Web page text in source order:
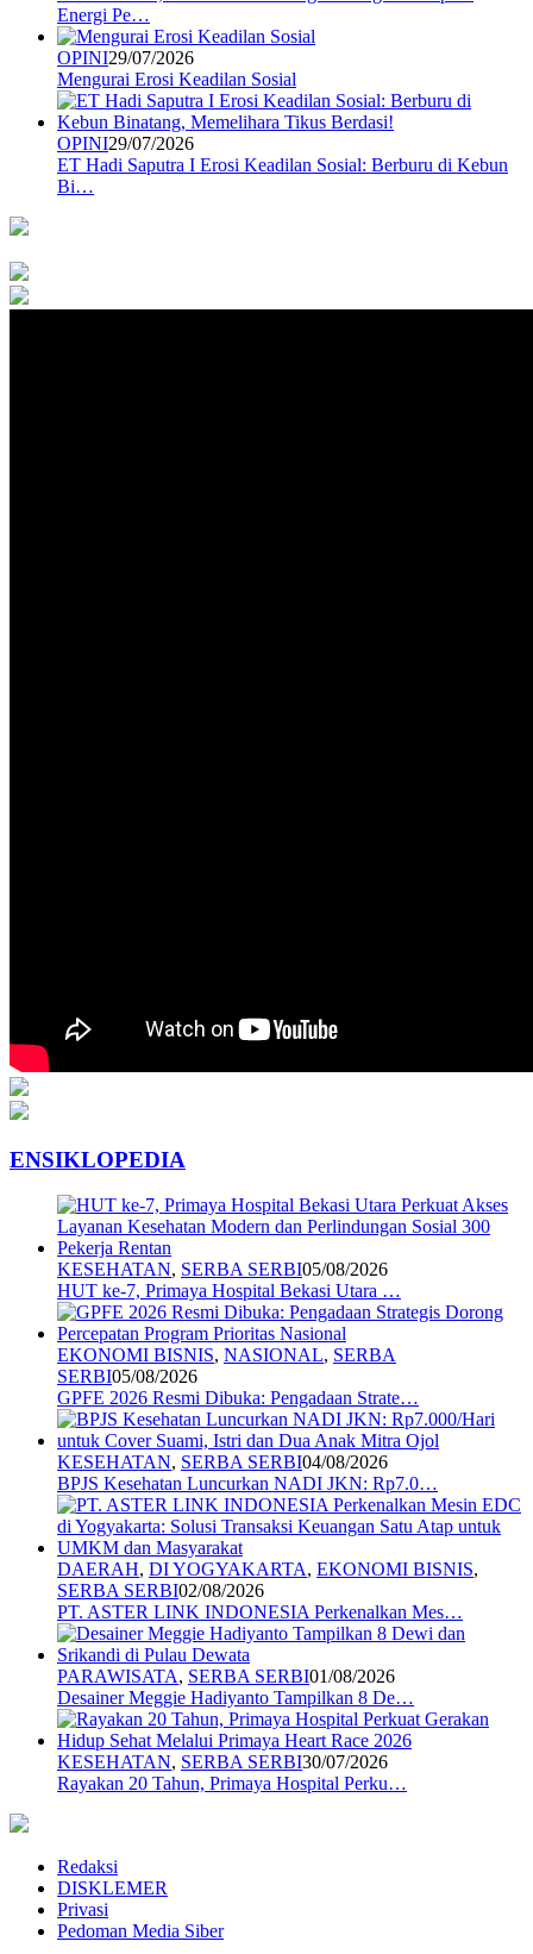
Energi Pe…
OPINI29/07/2026
Mengurai Erosi Keadilan Sosial
OPINI29/07/2026
ET Hadi Saputra I Erosi Keadilan Sosial: Berburu di Kebun
Bi…
ENSIKLOPEDIA
KESEHATAN, SERBA SERBI05/08/2026
HUT ke-7, Primaya Hospital Bekasi Utara …
EKONOMI BISNIS, NASIONAL, SERBA
SERBI05/08/2026
GPFE 2026 Resmi Dibuka: Pengadaan Strate…
KESEHATAN, SERBA SERBI04/08/2026
BPJS Kesehatan Luncurkan NADI JKN: Rp7.0…
DAERAH, DI YOGYAKARTA, EKONOMI BISNIS,
SERBA SERBI02/08/2026
PT. ASTER LINK INDONESIA Perkenalkan Mes…
PARAWISATA, SERBA SERBI01/08/2026
Desainer Meggie Hadiyanto Tampilkan 8 De…
KESEHATAN, SERBA SERBI30/07/2026
Rayakan 20 Tahun, Primaya Hospital Perku…
Redaksi
DISKLEMER
Privasi
Pedoman Media Siber